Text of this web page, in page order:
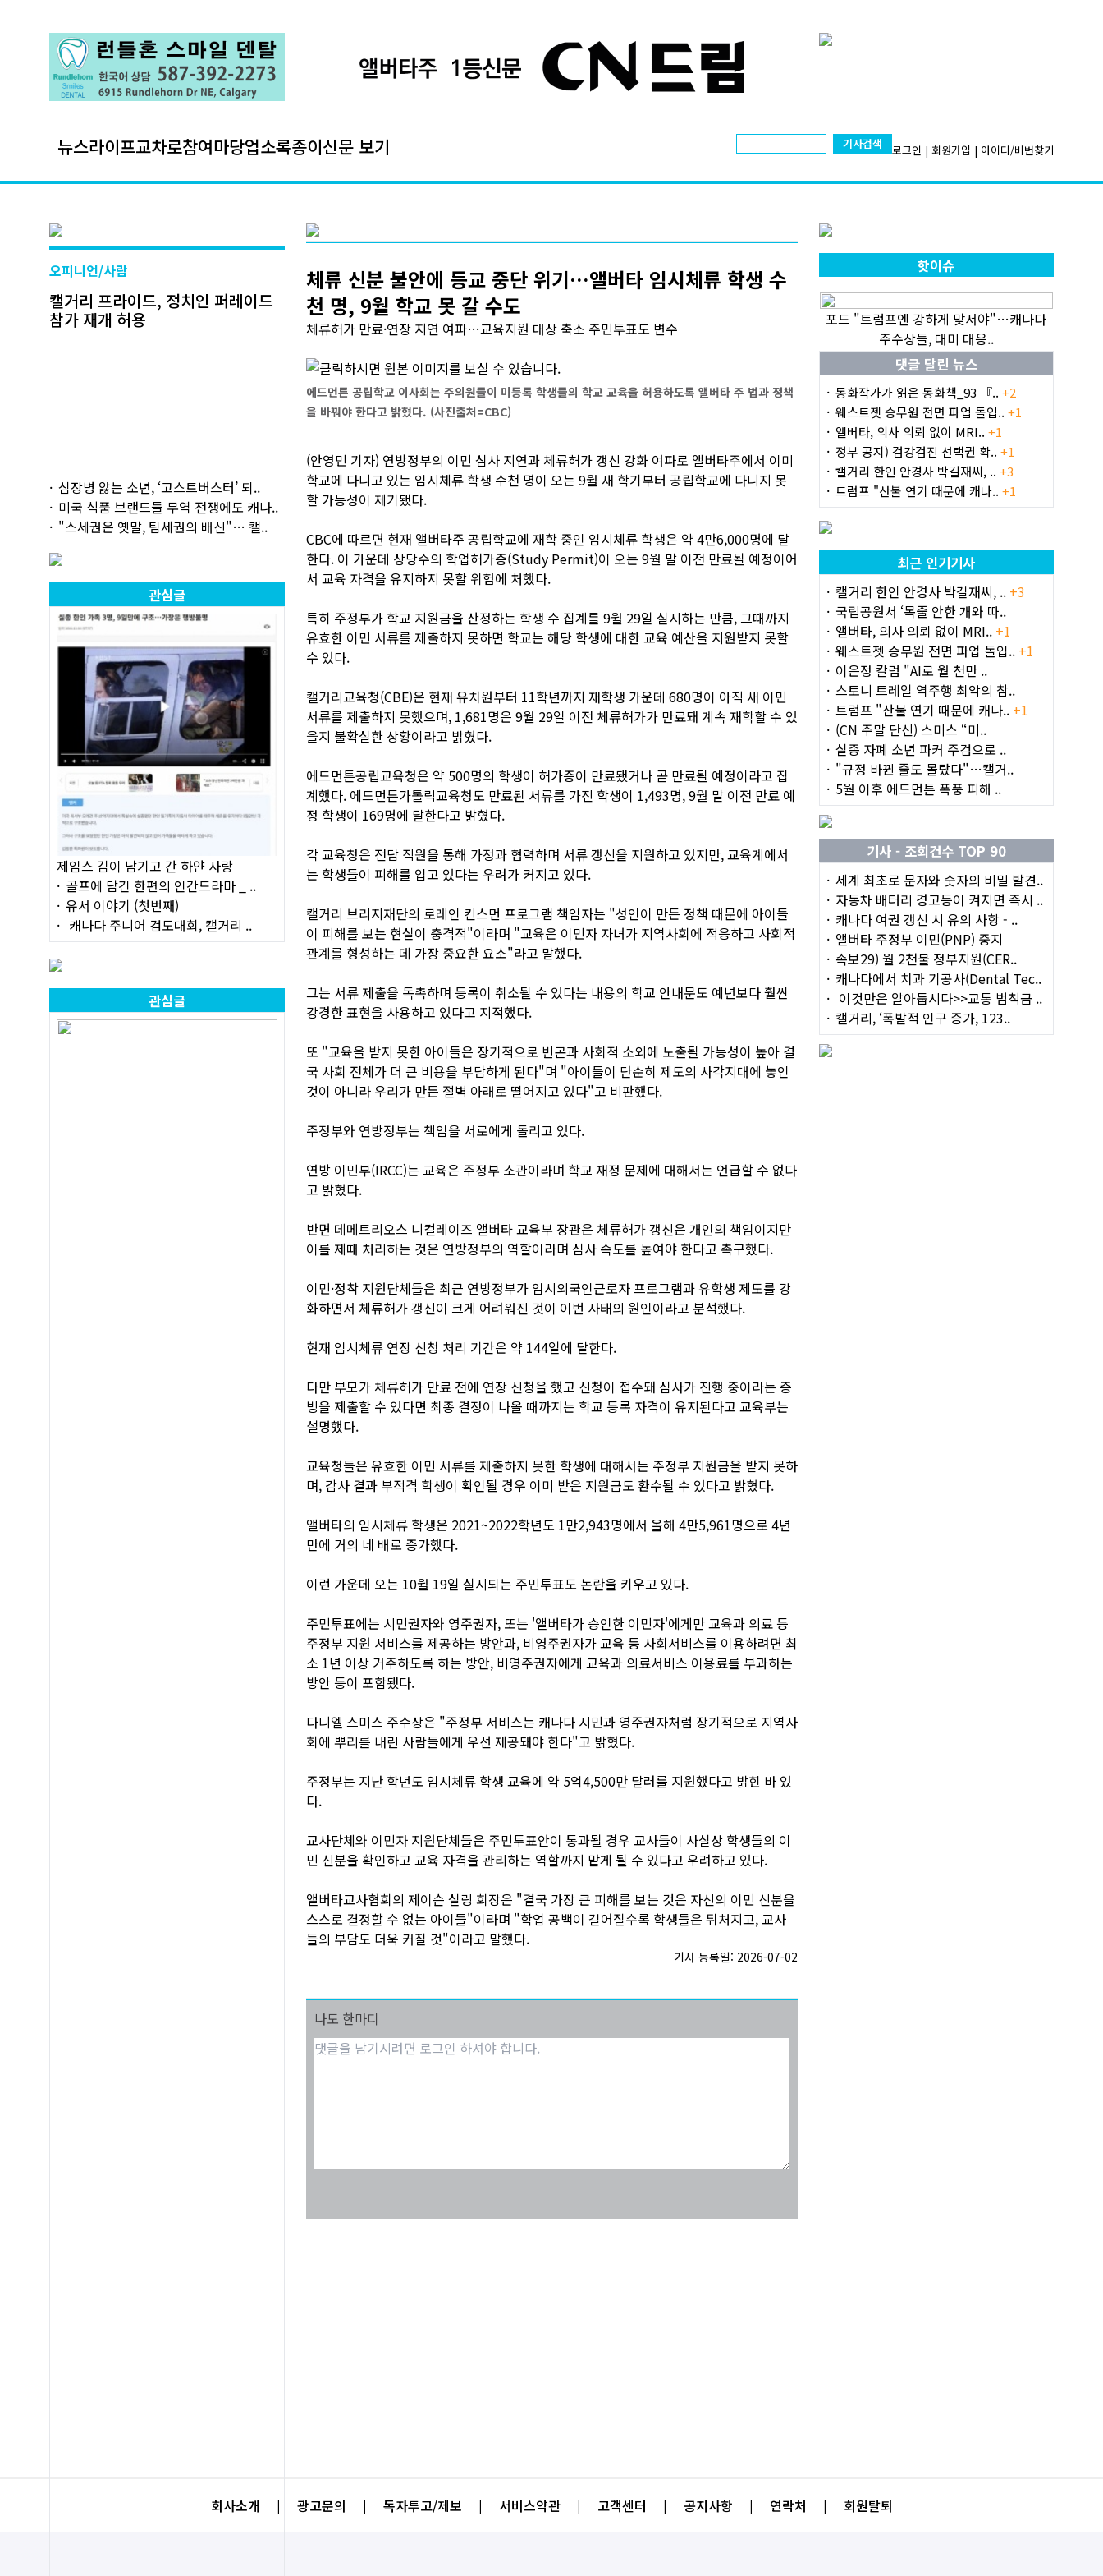
뉴스라이프교차로참여마당업소록종이신문 보기 기사검색 로그인 | 회원가입 | 아이디/비번찾기
오피니언/사람
캘거리 프라이드, 정치인 퍼레이드
참가 재개 허용
심장병 앓는 소년, ‘고스트버스터’ 되..
미국 식품 브랜드들 무역 전쟁에도 캐나..
"스세권은 옛말, 팀세권의 배신"… 캘..
관심글
제임스 김이 남기고 간 하얀 사랑
골프에 담긴 한편의 인간드라마 _ ..
유서 이야기 (첫번째)
캐나다 주니어 검도대회, 캘거리 ..
관심글
체류 신분 불안에 등교 중단 위기…앨버타 임시체류 학생 수
천 명, 9월 학교 못 갈 수도
체류허가 만료·연장 지연 여파…교육지원 대상 축소 주민투표도 변수
에드먼튼 공립학교 이사회는 주의원들이 미등록 학생들의 학교 교육을 허용하도록 앨버타 주 법과 정책
을 바꿔야 한다고 밝혔다. (사진출처=CBC)
(안영민 기자) 연방정부의 이민 심사 지연과 체류허가 갱신 강화 여파로 앨버타주에서 이미
학교에 다니고 있는 임시체류 학생 수천 명이 오는 9월 새 학기부터 공립학교에 다니지 못
할 가능성이 제기됐다.
CBC에 따르면 현재 앨버타주 공립학교에 재학 중인 임시체류 학생은 약 4만6,000명에 달
한다. 이 가운데 상당수의 학업허가증(Study Permit)이 오는 9월 말 이전 만료될 예정이어
서 교육 자격을 유지하지 못할 위험에 처했다.
특히 주정부가 학교 지원금을 산정하는 학생 수 집계를 9월 29일 실시하는 만큼, 그때까지
유효한 이민 서류를 제출하지 못하면 학교는 해당 학생에 대한 교육 예산을 지원받지 못할
수 있다.
캘거리교육청(CBE)은 현재 유치원부터 11학년까지 재학생 가운데 680명이 아직 새 이민
서류를 제출하지 못했으며, 1,681명은 9월 29일 이전 체류허가가 만료돼 계속 재학할 수 있
을지 불확실한 상황이라고 밝혔다.
에드먼튼공립교육청은 약 500명의 학생이 허가증이 만료됐거나 곧 만료될 예정이라고 집
계했다. 에드먼튼가톨릭교육청도 만료된 서류를 가진 학생이 1,493명, 9월 말 이전 만료 예
정 학생이 169명에 달한다고 밝혔다.
각 교육청은 전담 직원을 통해 가정과 협력하며 서류 갱신을 지원하고 있지만, 교육계에서
는 학생들이 피해를 입고 있다는 우려가 커지고 있다.
캘거리 브리지재단의 로레인 킨스먼 프로그램 책임자는 "성인이 만든 정책 때문에 아이들
이 피해를 보는 현실이 충격적"이라며 "교육은 이민자 자녀가 지역사회에 적응하고 사회적
관계를 형성하는 데 가장 중요한 요소"라고 말했다.
그는 서류 제출을 독촉하며 등록이 취소될 수 있다는 내용의 학교 안내문도 예년보다 훨씬
강경한 표현을 사용하고 있다고 지적했다.
또 "교육을 받지 못한 아이들은 장기적으로 빈곤과 사회적 소외에 노출될 가능성이 높아 결
국 사회 전체가 더 큰 비용을 부담하게 된다"며 "아이들이 단순히 제도의 사각지대에 놓인
것이 아니라 우리가 만든 절벽 아래로 떨어지고 있다"고 비판했다.
주정부와 연방정부는 책임을 서로에게 돌리고 있다.
연방 이민부(IRCC)는 교육은 주정부 소관이라며 학교 재정 문제에 대해서는 언급할 수 없다
고 밝혔다.
반면 데메트리오스 니컬레이즈 앨버타 교육부 장관은 체류허가 갱신은 개인의 책임이지만
이를 제때 처리하는 것은 연방정부의 역할이라며 심사 속도를 높여야 한다고 촉구했다.
이민·정착 지원단체들은 최근 연방정부가 임시외국인근로자 프로그램과 유학생 제도를 강
화하면서 체류허가 갱신이 크게 어려워진 것이 이번 사태의 원인이라고 분석했다.
현재 임시체류 연장 신청 처리 기간은 약 144일에 달한다.
다만 부모가 체류허가 만료 전에 연장 신청을 했고 신청이 접수돼 심사가 진행 중이라는 증
빙을 제출할 수 있다면 최종 결정이 나올 때까지는 학교 등록 자격이 유지된다고 교육부는
설명했다.
교육청들은 유효한 이민 서류를 제출하지 못한 학생에 대해서는 주정부 지원금을 받지 못하
며, 감사 결과 부적격 학생이 확인될 경우 이미 받은 지원금도 환수될 수 있다고 밝혔다.
앨버타의 임시체류 학생은 2021~2022학년도 1만2,943명에서 올해 4만5,961명으로 4년
만에 거의 네 배로 증가했다.
이런 가운데 오는 10월 19일 실시되는 주민투표도 논란을 키우고 있다.
주민투표에는 시민권자와 영주권자, 또는 '앨버타가 승인한 이민자'에게만 교육과 의료 등
주정부 지원 서비스를 제공하는 방안과, 비영주권자가 교육 등 사회서비스를 이용하려면 최
소 1년 이상 거주하도록 하는 방안, 비영주권자에게 교육과 의료서비스 이용료를 부과하는
방안 등이 포함됐다.
다니엘 스미스 주수상은 "주정부 서비스는 캐나다 시민과 영주권자처럼 장기적으로 지역사
회에 뿌리를 내린 사람들에게 우선 제공돼야 한다"고 밝혔다.
주정부는 지난 학년도 임시체류 학생 교육에 약 5억4,500만 달러를 지원했다고 밝힌 바 있
다.
교사단체와 이민자 지원단체들은 주민투표안이 통과될 경우 교사들이 사실상 학생들의 이
민 신분을 확인하고 교육 자격을 관리하는 역할까지 맡게 될 수 있다고 우려하고 있다.
앨버타교사협회의 제이슨 실링 회장은 "결국 가장 큰 피해를 보는 것은 자신의 이민 신분을
스스로 결정할 수 없는 아이들"이라며 "학업 공백이 길어질수록 학생들은 뒤처지고, 교사
들의 부담도 더욱 커질 것"이라고 말했다.
기사 등록일: 2026-07-02
나도 한마디
핫이슈
포드 "트럼프엔 강하게 맞서야"…캐나다
주수상들, 대미 대응..
댓글 달린 뉴스
동화작가가 읽은 동화책_93 『.. +2
웨스트젯 승무원 전면 파업 돌입.. +1
앨버타, 의사 의뢰 없이 MRI.. +1
정부 공지) 검강검진 선택권 확.. +1
캘거리 한인 안경사 박길재씨, .. +3
트럼프 "산불 연기 때문에 캐나.. +1
최근 인기기사
캘거리 한인 안경사 박길재씨, .. +3
국립공원서 ‘목줄 안한 개와 따..
앨버타, 의사 의뢰 없이 MRI.. +1
웨스트젯 승무원 전면 파업 돌입.. +1
이은정 칼럼 "AI로 월 천만 ..
스토니 트레일 역주행 최악의 참..
트럼프 "산불 연기 때문에 캐나.. +1
(CN 주말 단신) 스미스 “미..
실종 자폐 소년 파커 주검으로 ..
"규정 바뀐 줄도 몰랐다"…캘거..
5월 이후 에드먼튼 폭풍 피해 ..
기사 - 조회건수 TOP 90
세계 최초로 문자와 숫자의 비밀 발견..
자동차 배터리 경고등이 켜지면 즉시 ..
캐나다 여권 갱신 시 유의 사항 - ..
앨버타 주정부 이민(PNP) 중지
속보29) 월 2천불 정부지원(CER..
캐나다에서 치과 기공사(Dental Tec..
이것만은 알아둡시다>>교통 범칙금 ..
캘거리, ‘폭발적 인구 증가, 123..
회사소개 | 광고문의 | 독자투고/제보 | 서비스약관 | 고객센터 | 공지사항 | 연락처 | 회원탈퇴